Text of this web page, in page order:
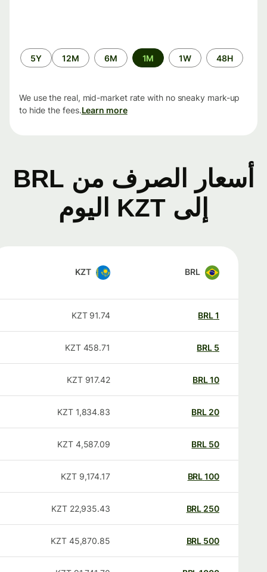
الفترة
الزمنية
48H
1W
1M
6M
12M
5Y
We use the real, mid-market rate with no sneaky mark-up
to hide the fees.Learn more
أسعار الصرف من BRL
إلى KZT اليوم
BRL
KZT
BRL
91.74
KZT
BRL
458.71
KZT
BRL
917.42
KZT
20
BRL
1,834.83
KZT
50
BRL
4,587.09
KZT
100
BRL
9,174.17
KZT
250
BRL
22,935.43
KZT
500
BRL
45,870.85
KZT